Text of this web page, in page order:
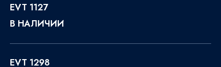
EVT 1127
В НАЛИЧИИ
EVT 1298